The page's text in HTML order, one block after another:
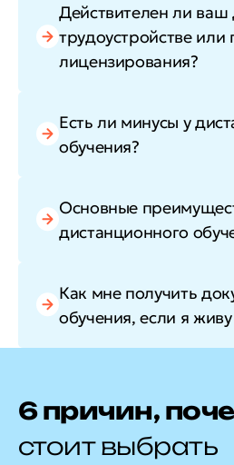
Действителен ли
трудоустройстве
лицензирования?
Есть ли минусы у
обучения?
Основные
дистанционного
Как мне получить
обучения, если я
6 причин,
стоит выбрать